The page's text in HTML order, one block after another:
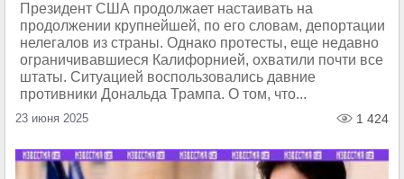
Президент США продолжает настаивать на
продолжении крупнейшей, по его словам, депортации
нелегалов из страны. Однако протесты, еще недавно
ограничивавшиеся Калифорнией, охватили почти все
штаты. Ситуацией воспользовались давние
противники Дональда Трампа. О том, что...
23 июня 2025 1 424